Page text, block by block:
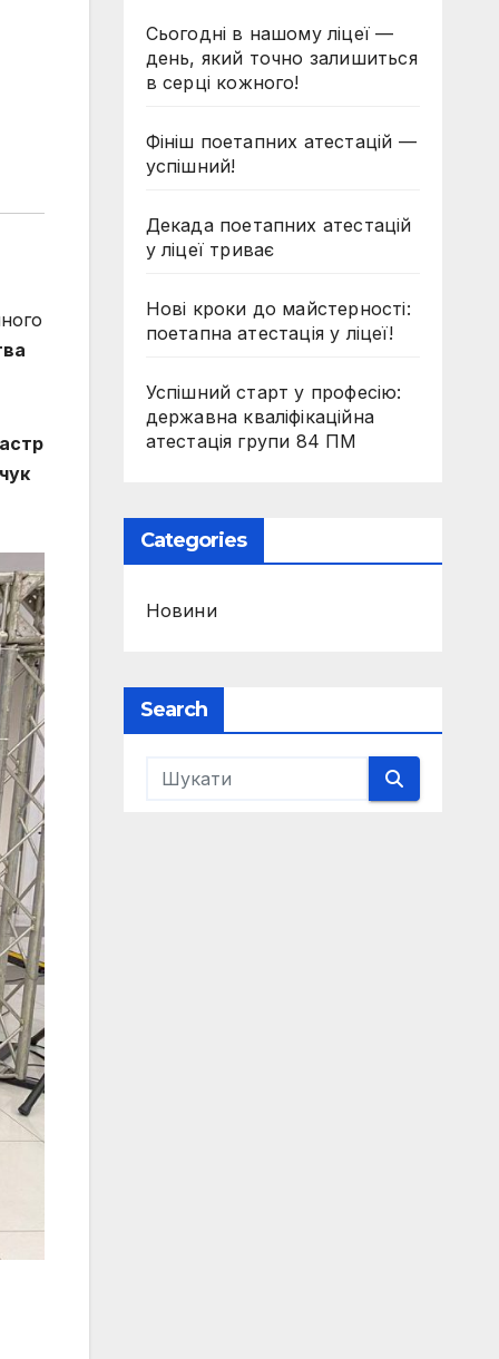
Сьогодні в нашому ліцеї —
день, який точно залишиться
в серці кожного!
Фініш поетапних атестацій —
успішний!
Декада поетапних атестацій
у ліцеї триває
Нові кроки до майстерності:
поетапна атестація у ліцеї!
Успішний старт у професію:
державна кваліфікаційна
атестація групи 84 ПМ
Categories
Новини
Search